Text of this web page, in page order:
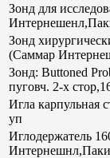
Зонд для
Зонд
(Саммар
Зонд: Buttoned
пуговч. 2-х
Игла карпульная
уп
Иглодержатель